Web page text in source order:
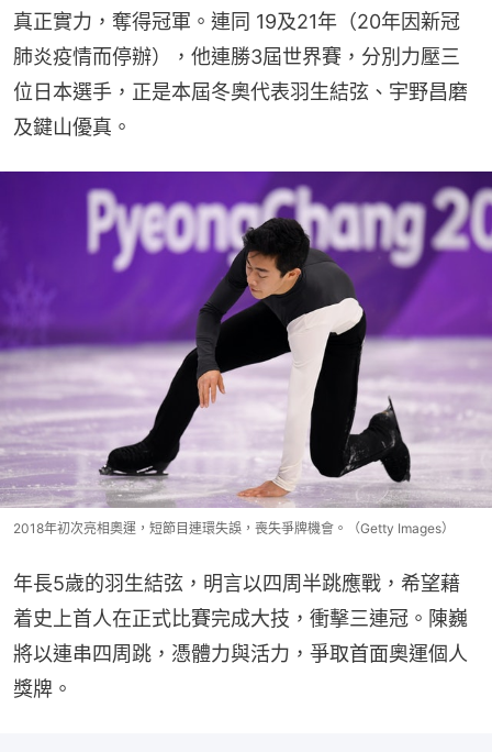
真正實力，奪得冠軍。連同 19及21年（20年因新冠
肺炎疫情而停辦），他連勝3屆世界賽，分別力壓三
位日本選手，正是本屆冬奧代表羽生結弦、宇野昌磨
及鍵山優真。
2018年初次亮相奧運，短節目連環失誤，喪失爭牌機會。（Getty Images）
年長5歲的羽生結弦，明言以四周半跳應戰，希望藉
着史上首人在正式比賽完成大技，衝擊三連冠。陳巍
將以連串四周跳，憑體力與活力，爭取首面奧運個人
獎牌。